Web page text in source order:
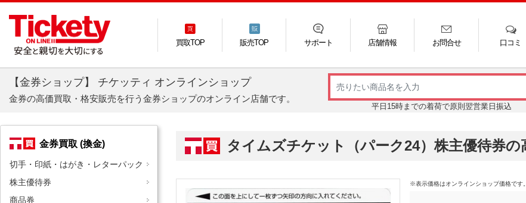
買取TOP 販売TOP サポート
FAQ ご利用ガイド
店舗情報 お問合せ
LINE お電話 メール
口コミ
【金券ショップ】 チケッティ オンラインショップ
金券の高価買取・格安販売を行う金券ショップのオンライン店舗です。
平日15時までの着荷で原則翌営業日振込
金券買取 (換金)
切手・印紙・はがき・レターパック
株主優待券
商品券
タイムズチケット（パーク24）株主優待券の
※表示価格はオンラインショップ価格です